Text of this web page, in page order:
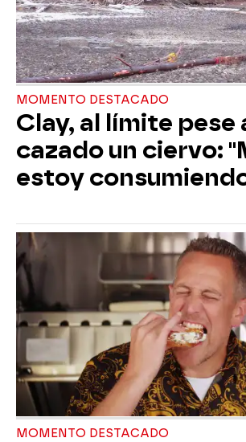
MOMENTO DESTACADO
Clay, al límite pese
cazado un ciervo:
estoy
MOMENTO DESTACADO